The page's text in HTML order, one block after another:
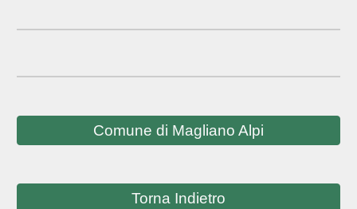
Comune di Magliano Alpi
Torna Indietro